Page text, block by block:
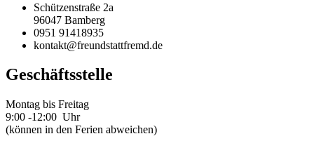
Schützenstraße 2a
96047 Bamberg
0951 91418935
kontakt@freundstattfremd.de
Geschäftsstelle
Montag bis Freitag
9:00 -12:00 Uhr
(können in den Ferien abweichen)